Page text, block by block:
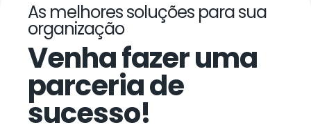
As melhores soluções para sua
organização
Venha fazer uma
parceria de
sucesso!